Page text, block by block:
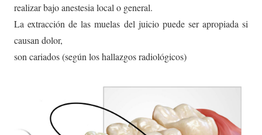
realizar bajo anestesia local o general.
La extracción de las muelas del juicio puede ser apropiada si
causan dolor,
son cariados (según los hallazgos radiológicos)